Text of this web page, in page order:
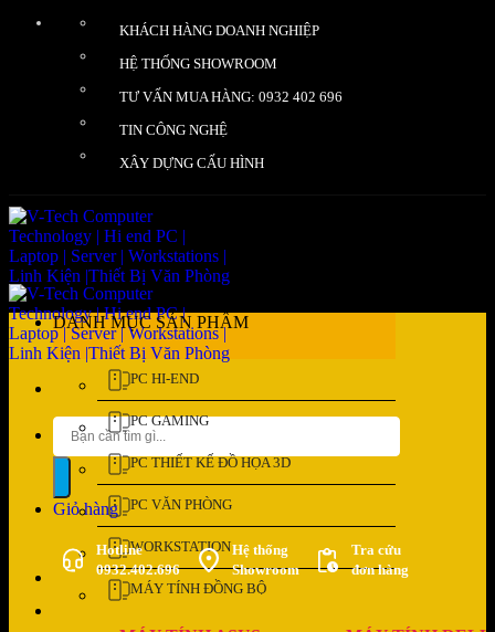
KHÁCH HÀNG DOANH NGHIỆP
HỆ THỐNG SHOWROOM
TƯ VẤN MUA HÀNG: 0932 402 696
TIN CÔNG NGHỆ
XÂY DỰNG CẤU HÌNH
Tìm
kiếm:
Giỏ hàng
Hotline
0932.402.696
Hệ thống
Showroom
Tra cứu
đơn hàng
DANH MỤC SẢN PHẨM
PC HI-END
PC GAMING
PC THIẾT KẾ ĐỒ HỌA 3D
PC VĂN PHÒNG
WORKSTATION
MÁY TÍNH ĐỒNG BỘ